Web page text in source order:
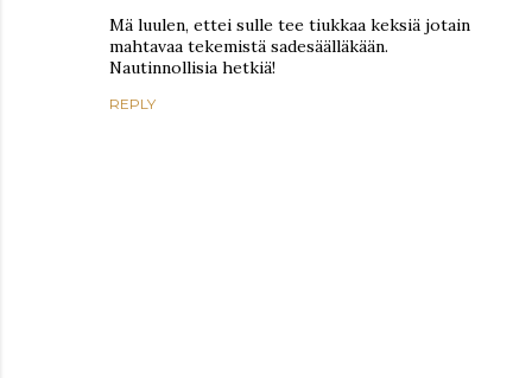
Mä luulen, ettei sulle tee tiukkaa keksiä jotain
mahtavaa tekemistä sadesäälläkään.
Nautinnollisia hetkiä!
REPLY